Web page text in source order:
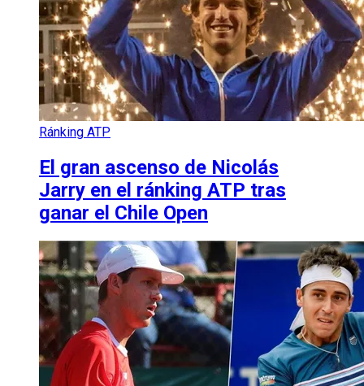
Ránking ATP
El gran ascenso de Nicolás
Jarry en el ránking ATP tras
ganar el Chile Open